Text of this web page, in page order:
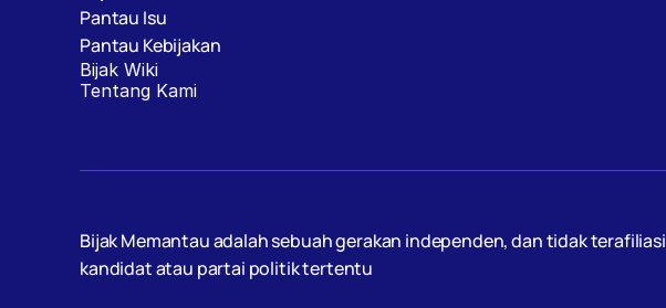
Pantau Isu
Pantau Kebijakan
Tentang Kami
Bijak Wiki
Bijak Memantau adalah sebuah gerakan independen, dan tidak terafiliasi
kandidat atau partai politik tertentu